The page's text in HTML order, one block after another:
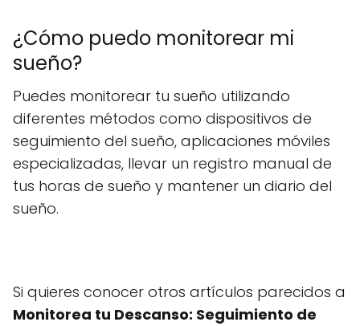
¿Cómo puedo monitorear mi
sueño?
Puedes monitorear tu sueño utilizando
diferentes métodos como dispositivos de
seguimiento del sueño, aplicaciones móviles
especializadas, llevar un registro manual de
tus horas de sueño y mantener un diario del
sueño.
Si quieres conocer otros artículos parecidos a
Monitorea tu Descanso: Seguimiento de